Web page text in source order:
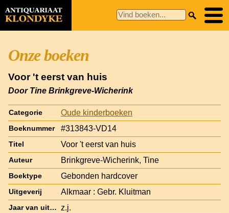
Onze boeken
Voor 't eerst van huis
Door Tine Brinkgreve-Wicherink
Categorie Oude kinderboeken
Boeknummer #313843-VD14
Titel Voor 't eerst van huis
Auteur Brinkgreve-Wicherink, Tine
Boektype Gebonden hardcover
Uitgeverij Alkmaar : Gebr. Kluitman
Jaar van uitgave z.j.